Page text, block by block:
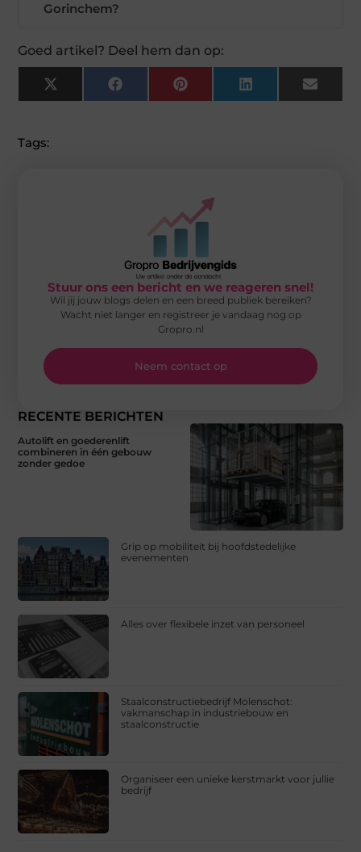
Gorinchem?
Goed artikel? Deel hem dan op:
X
(Twitter)
FacebookPinterest LinkedIn Email
Tags:
RECENTE BERICHTEN
Autolift en goederenlift
combineren in één gebouw
zonder gedoe
Grip op mobiliteit bij hoofdstedelijke
evenementen
Alles over flexibele inzet van personeel
Staalconstructiebedrijf Molenschot:
vakmanschap in industriebouw en
staalconstructie
Organiseer een unieke kerstmarkt voor jullie
bedrijf
Stuur ons een bericht en we reageren snel!
Wil jij jouw blogs delen en een breed publiek bereiken?
Wacht niet langer en registreer je vandaag nog op
Gropro.nl
Neem contact op